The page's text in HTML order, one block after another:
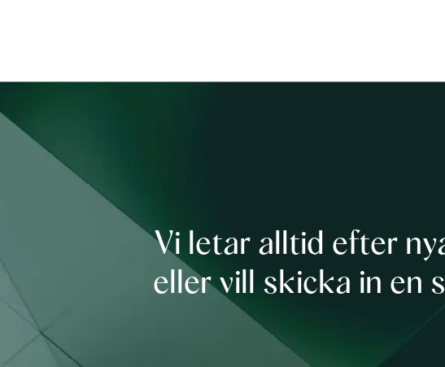
Vi letar alltid efter
eller vill skicka in en